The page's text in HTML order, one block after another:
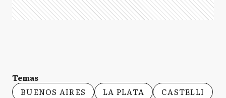
Temas
BUENOS AIRES
LA PLATA
CASTELLI